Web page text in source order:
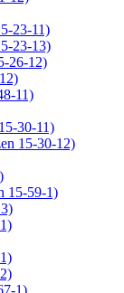
23-11)
23-13)
26-12)
11)
30-11)
15-30-12)
15-59-1)
1)